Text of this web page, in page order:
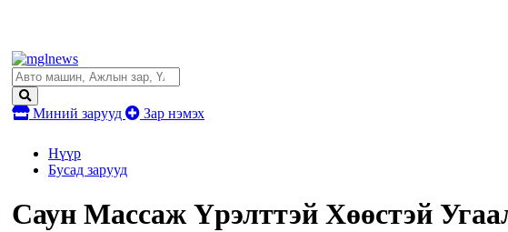
Миний зарууд Зар нэмэх
Нүүр
Бусад зарууд
Саун Массаж Үрэлттэй Хөөстэй